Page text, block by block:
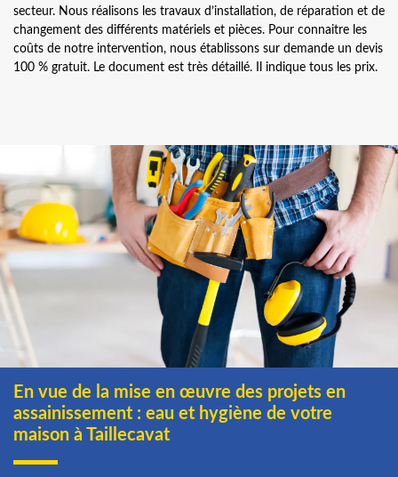
secteur. Nous réalisons les travaux d’installation, de réparation et de
changement des différents matériels et pièces. Pour connaitre les
coûts de notre intervention, nous établissons sur demande un devis
100 % gratuit. Le document est très détaillé. Il indique tous les prix.
En vue de la mise en œuvre des projets en
assainissement : eau et hygiène de votre
maison à Taillecavat